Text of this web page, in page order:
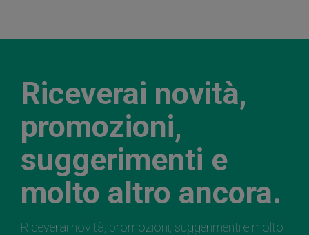
Riceverai novità,
promozioni,
suggerimenti e
molto altro ancora.
Riceverai novità, promozioni, suggerimenti e molto